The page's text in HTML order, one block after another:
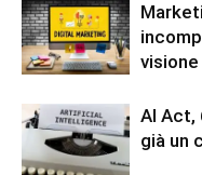
AI Act,
già un